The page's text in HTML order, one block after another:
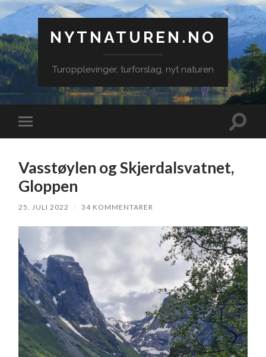
NYTNATUREN.NO
Turopplevinger, turforslag, nyt naturen
Veksle
mobilmeny
Veksle
Vasstøylen og Skjerdalsvatnet,
Gloppen
25. JULI 2022 / 34 KOMMENTARER